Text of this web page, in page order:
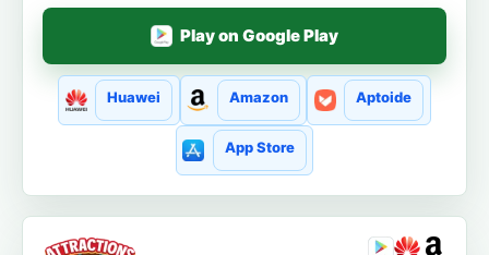
Play on Google Play
Huawei Amazon Aptoide
App Store